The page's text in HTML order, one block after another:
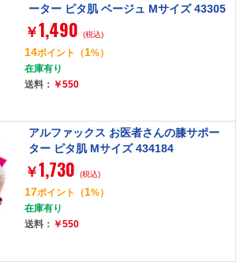
ーター ピタ肌 ベージュ Mサイズ 43305
7
￥1,490 (税込)
14ポイント （1%）
在庫有り
送料： ￥550
アルファックス お医者さんの膝サポー
ター ピタ肌 Mサイズ 434184
￥1,730 (税込)
17ポイント （1%）
在庫有り
送料： ￥550